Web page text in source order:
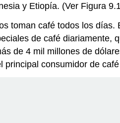
y Etiopía. (Ver Figura
toman café todos los
de café diariamente,
de 4 mil millones de
consumidor de